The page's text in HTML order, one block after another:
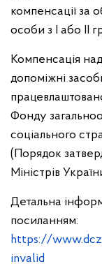
компенсації за
особи з І або ІІ
Компенсація
допоміжні
Фонду
соціального
(Порядок
Міністрів
Детальна
посиланням:
https://
invalid